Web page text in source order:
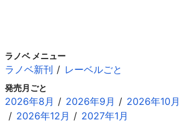
ラノベ メニュー
ラノベ新刊 レーベルごと
発売月ごと
2026年8月 2026年9月 2026年10月
2026年12月
2027年1月